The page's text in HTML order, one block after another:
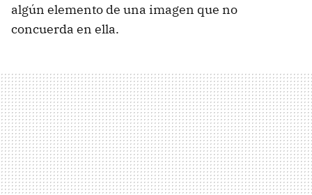
algún elemento de una imagen que no
concuerda en ella.